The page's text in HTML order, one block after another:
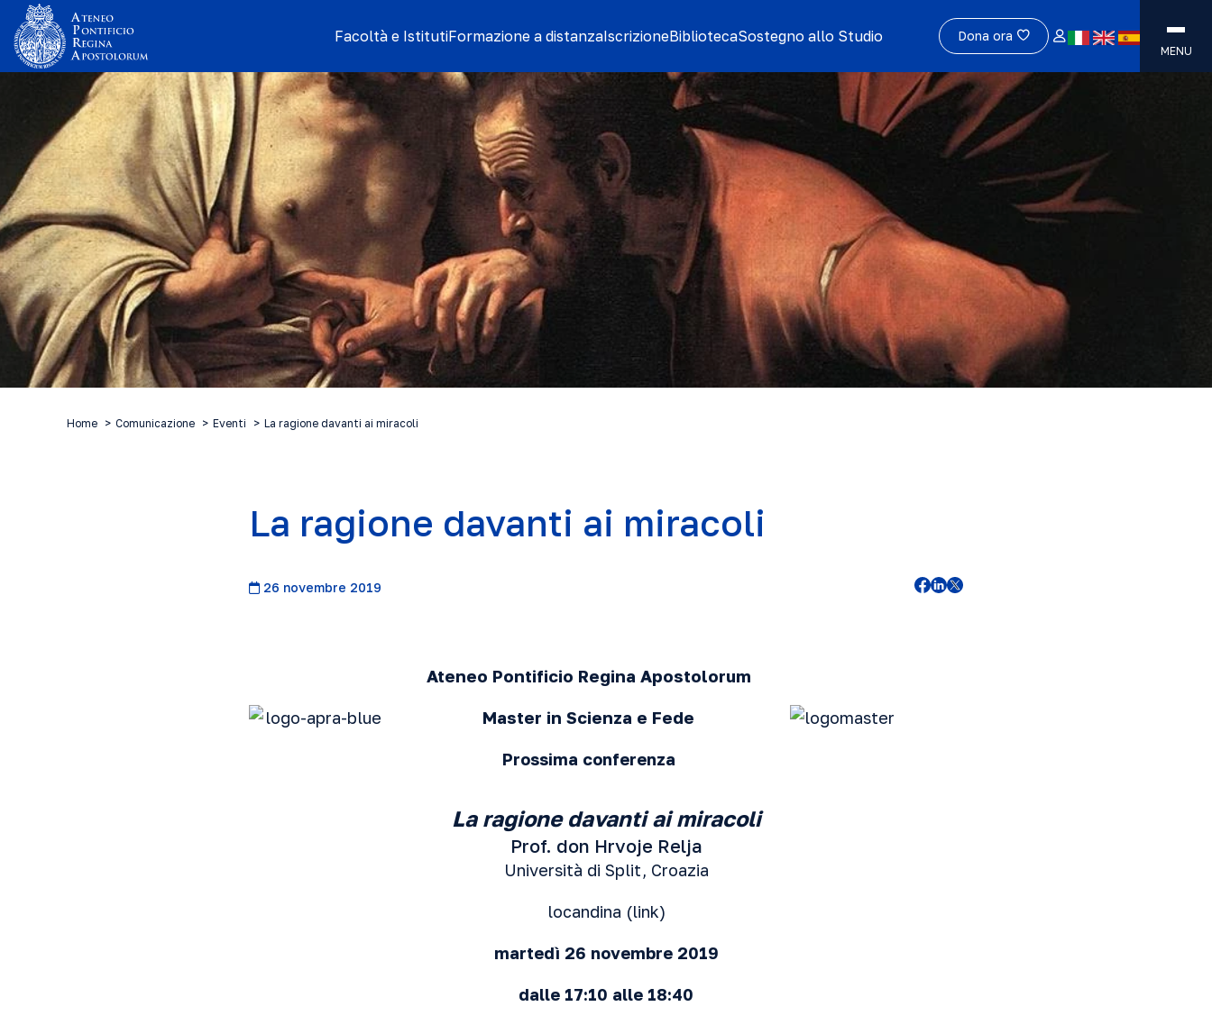
Facoltà e IstitutiFormazione a distanzaIscrizioneBibliotecaSostegno allo Studio Dona ora
MENU
Home Comunicazione Eventi La ragione davanti ai miracoli
La ragione davanti ai miracoli
26 novembre 2019
Ateneo Pontificio Regina Apostolorum
Master in Scienza e Fede
Prossima conferenza
La ragione davanti ai miracoli
Prof. don Hrvoje Relja
Università di Split, Croazia
locandina (link)
martedì 26 novembre 2019
dalle 17:10 alle 18:40